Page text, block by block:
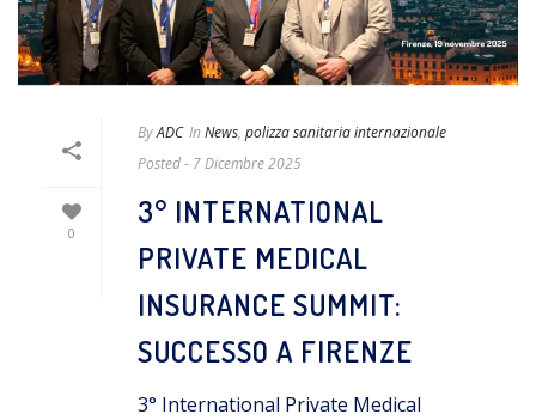
0
ByADC In News, polizza sanitaria internazionale
Posted- 7 Dicembre 2025
3° INTERNATIONAL
PRIVATE MEDICAL
INSURANCE SUMMIT:
SUCCESSO A FIRENZE
3° International Private Medical